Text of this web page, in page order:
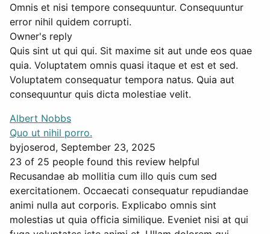
Omnis et nisi tempore consequuntur. Consequuntur
error nihil quidem corrupti.
Owner's reply
Quis sint ut qui qui. Sit maxime sit aut unde eos quae
quia. Voluptatem omnis quasi itaque et est et sed.
Voluptatem consequatur tempora natus. Quia aut
consequuntur quis dicta molestiae velit.
Albert Nobbs
Quo ut nihil porro.
byjoserod, September 23, 2025
23 of 25 people found this review helpful
Recusandae ab mollitia cum illo quis cum sed
exercitationem. Occaecati consequatur repudiandae
animi nulla aut corporis. Explicabo omnis sint
molestias ut quia officia similique. Eveniet nisi at qui